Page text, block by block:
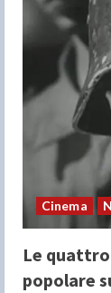
Cinema
Le
popolare